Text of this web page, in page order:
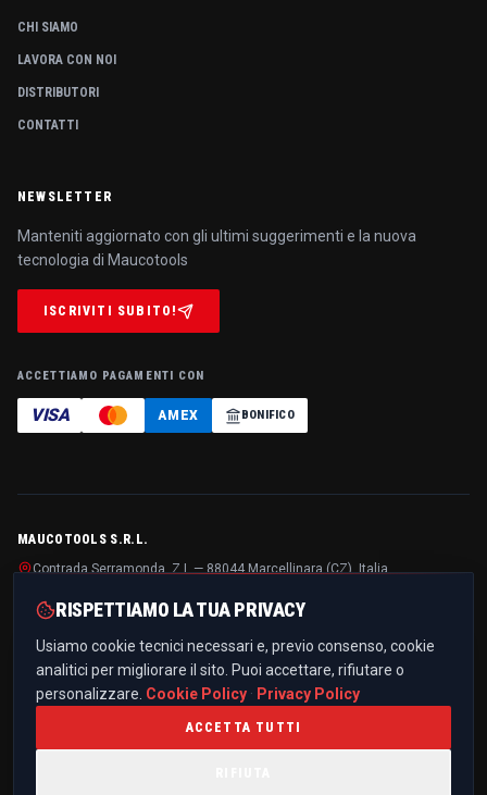
CHI SIAMO
LAVORA CON NOI
DISTRIBUTORI
CONTATTI
NEWSLETTER
Manteniti aggiornato con gli ultimi suggerimenti e la nuova
tecnologia di Maucotools
ISCRIVITI SUBITO!
ACCETTIAMO PAGAMENTI CON
VISA AMEX BONIFICO
MAUCOTOOLS S.R.L.
Contrada Serramonda, Z.I. — 88044 Marcellinara (CZ), Italia
+39 0961 021836
info@maucotools.com
PEC:maucotoolssrl@pec.it
RISPETTIAMO LA TUA PRIVACY
Usiamo cookie tecnici necessari e, previo consenso, cookie
analitici per migliorare il sito. Puoi accettare, rifiutare o
personalizzare. Cookie Policy · Privacy Policy
ACCETTA TUTTI